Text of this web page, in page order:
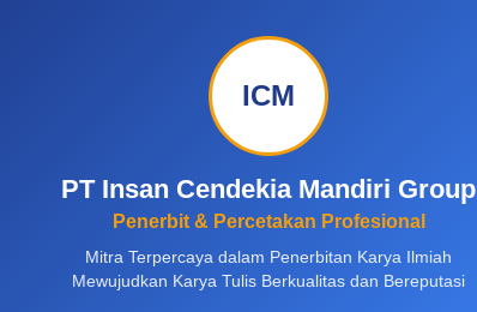
ICM
PT Insan Cendekia Mandiri Group
Penerbit & Percetakan Profesional
Mitra Terpercaya dalam Penerbitan Karya Ilmiah
Mewujudkan Karya Tulis Berkualitas dan Bereputasi